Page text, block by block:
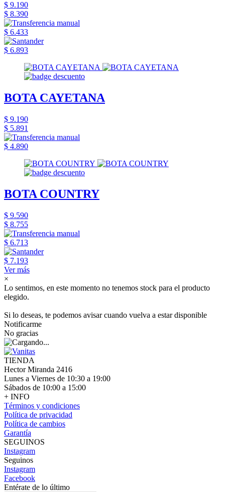
$ 9.190
$ 8.390
$ 6.433
$ 6.893
BOTA CAYETANA
$ 9.190
$ 5.891
$ 4.890
BOTA COUNTRY
$ 9.590
$ 8.755
$ 6.713
$ 7.193
Ver más
×
Lo sentimos, en este momento no tenemos stock para el producto
elegido.
Si lo deseas, te podemos avisar cuando vuelva a estar disponible
Notificarme
No gracias
TIENDA
Hector Miranda 2416
Lunes a Viernes de 10:30 a 19:00
Sábados de 10:00 a 15:00
+ INFO
Términos y condiciones
Política de privacidad
Política de cambios
Garantía
SEGUINOS
Instagram
Seguinos
Instagram
Facebook
Entérate de lo último